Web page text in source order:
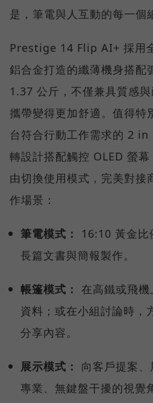
是，筆電與人互動的每一個
Prestige 14 Flip AI+ 採用
鋁合金打造的纖薄機身搭配
1.37 公斤，不僅兼具質感
攜帶變得更加舒適。值得特
台符合行動工作需求的 2
轉設計搭配觸控 OLED 螢
由切換使用模式，完美對接
作場景：
筆電模式：
16:10 黃金比
長篇文書與簡報製作。
帳篷模式： 在高鐵或飛
資料；或在小組討論時，
分享內容。
展示模式：
向客戶提案
專業、無鍵盤干擾的視覺